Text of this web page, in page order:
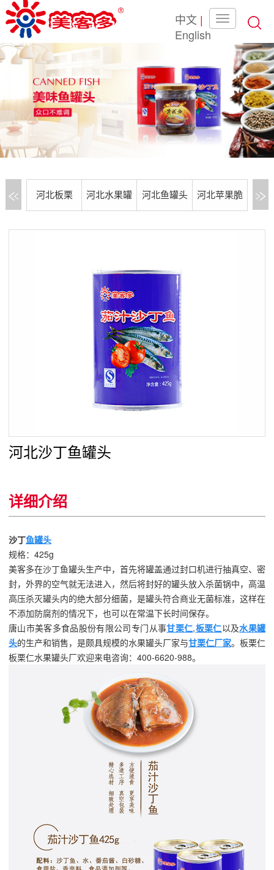
中文 |
English
河北板栗 河北水果罐 河北鱼罐头 河北苹果脆 河
河北沙丁鱼罐头
详细介绍
沙丁鱼罐头
规格：425g
美客多在沙丁鱼罐头生产中，首先将罐盖通过封口机进行抽真空、密
封，外界的空气就无法进入，然后将封好的罐头放入杀菌锅中，高温
高压杀灭罐头内的绝大部分细菌，是罐头符合商业无菌标准，这样在
不添加防腐剂的情况下，也可以在常温下长时间保存。
唐山市美客多食品股份有限公司专门从事甘栗仁,板栗仁以及水果罐
头的生产和销售，是颇具规模的水果罐头厂家与甘栗仁厂家。板栗仁
板栗仁水果罐头厂欢迎来电咨询：400-6620-988。